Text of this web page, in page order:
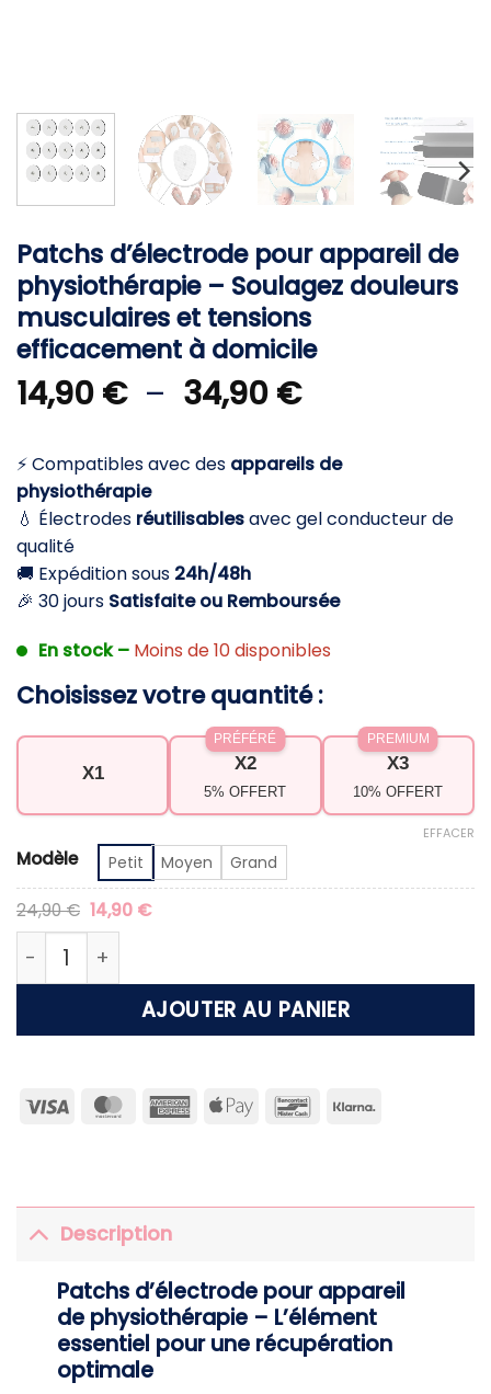
Patchs d’électrode pour appareil de
physiothérapie – Soulagez douleurs
musculaires et tensions
efficacement à domicile
14,90 € – 34,90 €Plage
prix :
14,90 €
à
⚡ Compatibles avec des appareils de
physiothérapie
💧 Électrodes réutilisablesavec gel conducteur de
qualité
🚚 Expédition sous 24h/48h
🎉 30 jours Satisfaite ou Remboursée
En stock – Moins de 10 disponibles
Choisissez votre quantité :
X1 X2
5% OFFERT
PRÉFÉRÉ
X3
10% OFFERT
PREMIUM
Modèle Petit Moyen Grand
EFFACER
24,90€ Le
prix
initial
était :
24,90 €.
14,90 €Le
prix
quantité de Patchs d'électrode pour appareil
AJOUTER AU PANIER
Visa MasterCardAmericanApple
Bancontact
Klarna
Description
Patchs d’électrode pour appareil
de physiothérapie – L’élément
essentiel pour une récupération
optimale